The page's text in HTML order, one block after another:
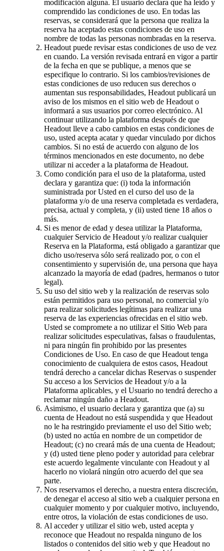
modificación alguna. El usuario declara que ha leído y
comprendido las condiciones de uso. En todas las
reservas, se considerará que la persona que realiza la
reserva ha aceptado estas condiciones de uso en
nombre de todas las personas nombradas en la reserva.
Headout puede revisar estas condiciones de uso de vez
en cuando. La versión revisada entrará en vigor a partir
de la fecha en que se publique, a menos que se
especifique lo contrario. Si los cambios/revisiones de
estas condiciones de uso reducen sus derechos o
aumentan sus responsabilidades, Headout publicará un
aviso de los mismos en el sitio web de Headout o
informará a sus usuarios por correo electrónico. Al
continuar utilizando la plataforma después de que
Headout lleve a cabo cambios en estas condiciones de
uso, usted acepta acatar y quedar vinculado por dichos
cambios. Si no está de acuerdo con alguno de los
términos mencionados en este documento, no debe
utilizar ni acceder a la plataforma de Headout.
Como condición para el uso de la plataforma, usted
declara y garantiza que: (i) toda la información
suministrada por Usted en el curso del uso de la
plataforma y/o de una reserva completada es verdadera,
precisa, actual y completa, y (ii) usted tiene 18 años o
más.
Si es menor de edad y desea utilizar la Plataforma,
cualquier Servicio de Headout y/o realizar cualquier
Reserva en la Plataforma, está obligado a garantizar que
dicho uso/reserva sólo será realizado por, o con el
consentimiento y supervisión de, una persona que haya
alcanzado la mayoría de edad (padres, hermanos o tutor
legal).
Su uso del sitio web y la realización de reservas solo
están permitidos para uso personal, no comercial y/o
para realizar solicitudes legítimas para realizar una
reserva de las experiencias ofrecidas en el sitio web.
Usted se compromete a no utilizar el Sitio Web para
realizar solicitudes especulativas, falsas o fraudulentas,
ni para ningún fin prohibido por las presentes
Condiciones de Uso. En caso de que Headout tenga
conocimiento de cualquiera de estos casos, Headout
tendrá derecho a cancelar dichas Reservas o suspender
Su acceso a los Servicios de Headout y/o a la
Plataforma aplicables, y el Usuario no tendrá derecho a
reclamar ningún daño a Headout.
Asimismo, el usuario declara y garantiza que (a) su
cuenta de Headout no está suspendida y que Headout
no le ha restringido previamente el uso del Sitio web;
(b) usted no actúa en nombre de un competidor de
Headout; (c) no creará más de una cuenta de Headout;
y (d) usted tiene pleno poder y autoridad para celebrar
este acuerdo legalmente vinculante con Headout y al
hacerlo no violará ningún otro acuerdo del que sea
parte.
Nos reservamos el derecho, a nuestra entera discreción,
de denegar el acceso al sitio web a cualquier persona en
cualquier momento y por cualquier motivo, incluyendo,
entre otros, la violación de estas condiciones de uso.
Al acceder y utilizar el sitio web, usted acepta y
reconoce que Headout no respalda ninguno de los
listados o contenidos del sitio web y que Headout no